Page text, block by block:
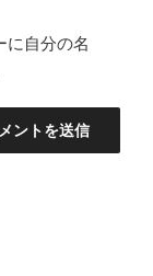
に自分の名